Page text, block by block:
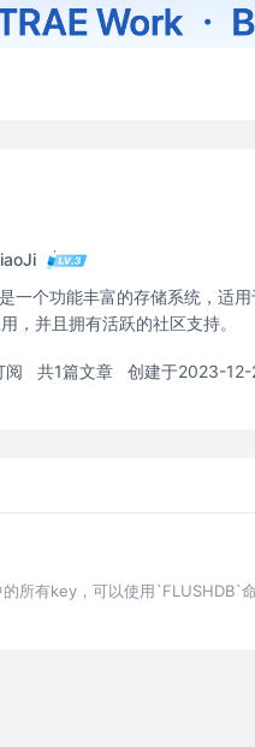
一个功能丰富的存储系统，适
，并且拥有活跃的社区支持。
阅 共1篇文章 创建于2023-12-
所有key，可以使用`FLUSHDB`